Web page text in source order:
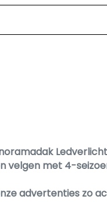
velgen met 4-
advertenties zo